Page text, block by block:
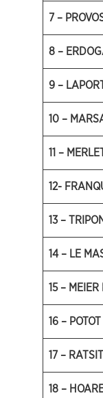
7 –
8 –
9 –
10 –
11 –
12-
13 –
14 – LE
15 –
16 –
17 –
18 –